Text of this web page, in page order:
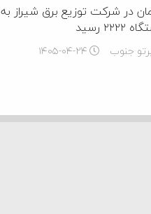
در شرکت توزیع برق شیراز به
رسید
جنوب ۱۴۰۵-۰۴-۲۴